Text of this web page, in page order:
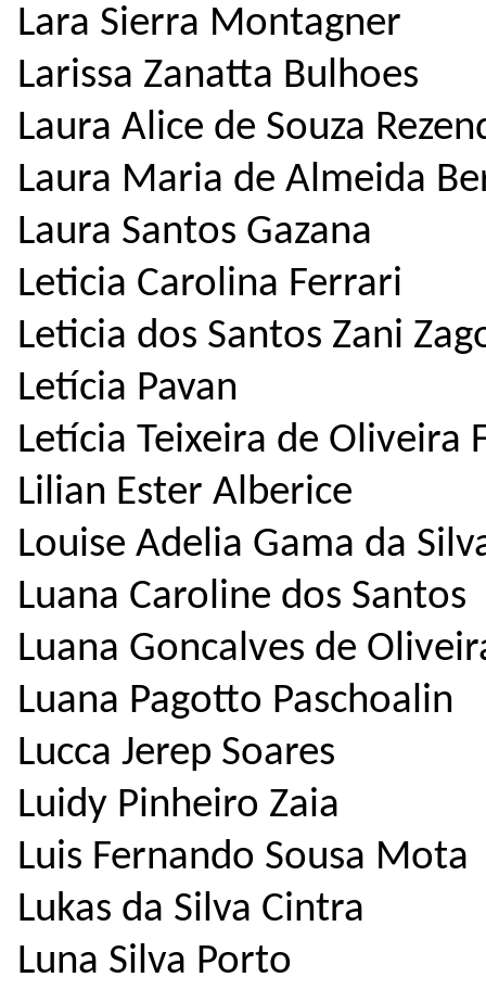
Lara Sierra Montagner
Larissa Zanatta Bulhoes
Laura Alice de Souza
Laura Maria de Almeida
Laura Santos Gazana
Leticia Carolina Ferrari
Leticia dos Santos Zani
Letícia Pavan
Letícia Teixeira de Oliveira
Lilian Ester Alberice
Louise Adelia Gama da
Luana Caroline dos Santos
Luana Goncalves de
Luana Pagotto Paschoalin
Lucca Jerep Soares
Luidy Pinheiro Zaia
Luis Fernando Sousa Mota
Lukas da Silva Cintra
Luna Silva Porto